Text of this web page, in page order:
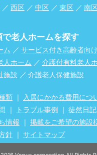
／ 西区 ／ 中区 ／ 東区 ／ 南
老人ホームを探す
ム ／ サービス付き高齢者向
人ホーム ／ 介護付有料老人
施設 ／ 介護老人保健施設
類 ｜ 入居にかかる費用につ
｜ トラブル事例 ｜ 徒然日記
情報 ｜ 掲載をご希望の施設
針 ｜ サイトマップ